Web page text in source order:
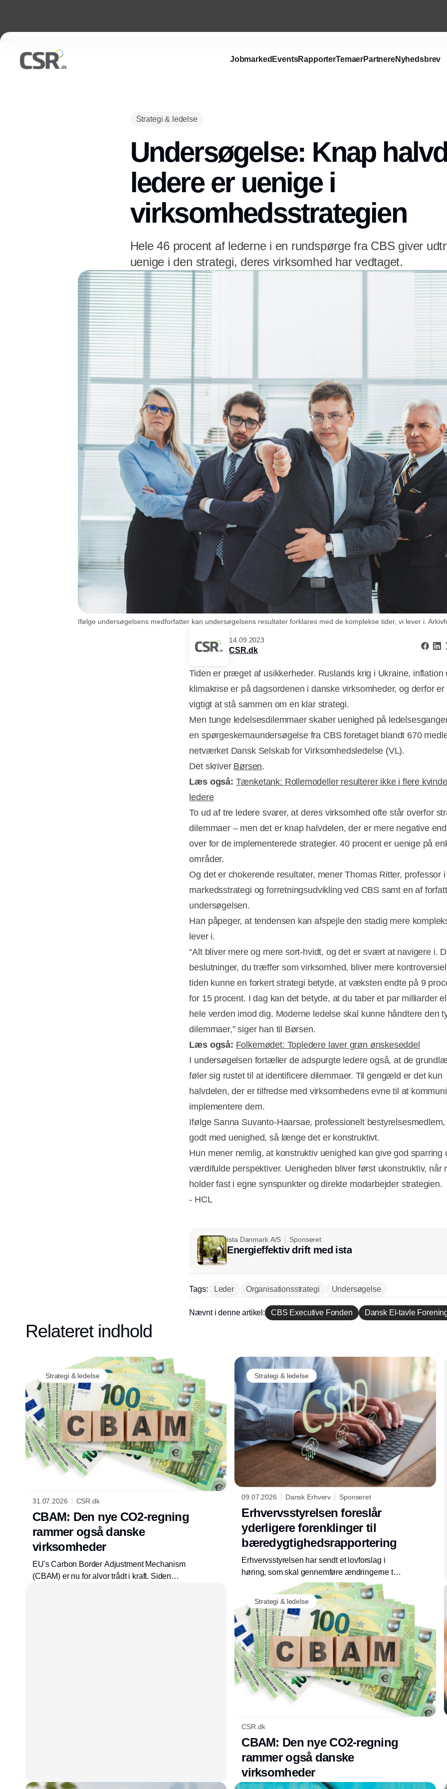
Jobmarked EventsRapporterTemaerPartnereNyhedsbrev
Strategi & ledelse
Undersøgelse: Knap
ledere er uenige i
virksomhedsstrategien
Hele 46 procent af lederne i en rundspørge fra CBS giver
uenige i den strategi, deres virksomhed har vedtaget.
Ifølge undersøgelsens medforfatter kan undersøgelsens resultater forklares med de komplekse tider, vi lever i.
14.09.2023
CSR.dk
Tiden er præget af usikkerheder. Ruslands krig i Ukraine, inflation
klimakrise er på dagsordenen i danske virksomheder, og derfor er
vigtigt at stå sammen om en klar strategi.
Men tunge ledelsesdilemmaer skaber uenighed på
en spørgeskemaundersøgelse fra CBS foretaget blandt 670
netværket Dansk Selskab for Virksomhedsledelse (VL).
Det skriver Børsen.
Læs også: Tænketank: Rollemodeller resulterer ikke i flere
ledere
To ud af tre ledere svarer, at deres virksomhed ofte står overfor
dilemmaer – men det er knap halvdelen, der er mere negative
over for de implementerede strategier. 40 procent er uenige på
områder.
Og det er chokerende resultater, mener Thomas Ritter, professor i
markedsstrategi og forretningsudvikling ved CBS samt en af
undersøgelsen.
Han påpeger, at tendensen kan afspejle den stadig mere
lever i.
“Alt bliver mere og mere sort-hvidt, og det er svært at navigere i.
beslutninger, du træffer som virksomhed, bliver mere
tiden kunne en forkert strategi betyde, at væksten endte på 9
for 15 procent. I dag kan det betyde, at du taber et par milliarder
hele verden imod dig. Moderne ledelse skal kunne håndtere den
dilemmaer,” siger han til Børsen.
Læs også: Folkemødet: Topledere laver grøn ønskeseddel
I undersøgelsen fortæller de adspurgte ledere også, at de
føler sig rustet til at identificere dilemmaer. Til gengæld er det kun
halvdelen, der er tilfredse med virksomhedens evne til at
implementere dem.
Ifølge Sanna Suvanto-Haarsae, professionelt
godt med uenighed, så længe det er konstruktivt.
Hun mener nemlig, at konstruktiv uenighed kan give god sparring
værdifulde perspektiver. Uenigheden bliver først ukonstruktiv, når
holder fast i egne synspunkter og direkte modarbejder strategien.
- HCL
ista Danmark A/S Sponseret
Energieffektiv drift med ista
Tags: Leder Organisationsstrategi Undersøgelse
Nævnt i denne artikel: CBS Executive Fonden Dansk El-tavle
Relateret indhold
Strategi & ledelse
31.07.2026 CSR.dk
CBAM: Den nye CO2-regning
rammer også danske
virksomheder
EU's Carbon Border Adjustment Mechanism
(CBAM) er nu for alvor trådt i kraft. Siden
Strategi & ledelse
09.07.2026 Dansk Erhverv Sponseret
Erhvervsstyrelsen foreslår
yderligere forenklinger til
bæredygtighedsrapportering
Erhvervsstyrelsen har sendt et lovforslag i
høring, som skal gennemføre ændringerne til
CSRD i dansk ret. Få overblik over de
vigtigste ændringer og den videre proces.
Strategi & ledelse
CSR.dk
CBAM: Den nye CO2-regning
rammer også danske
virksomheder